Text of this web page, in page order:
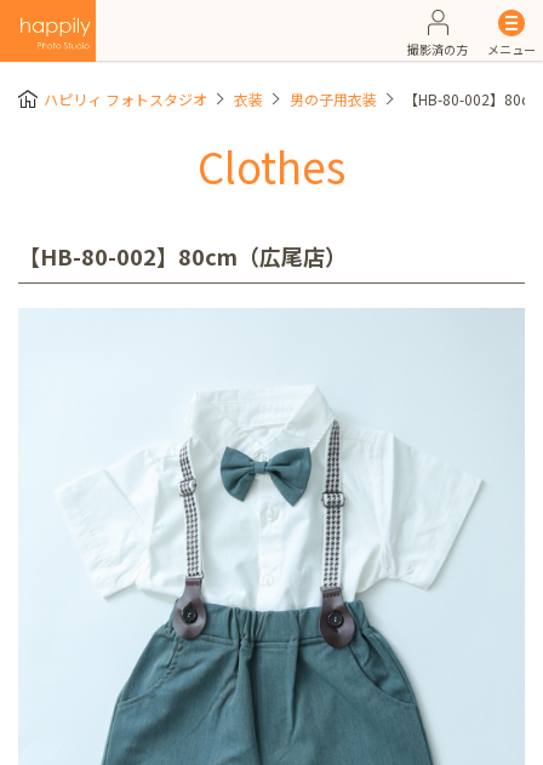
撮影済の方 メニュー
ハピリィ フォトスタジオ 衣装 男の子用衣装 【HB-80-002】
Clothes
【HB-80-002】80cm（広尾店）